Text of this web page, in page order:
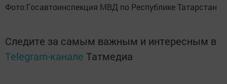
Фото:Госавтоинспекция МВД по Республике Татарстан
Следите за самым важным и интересным в
Telegram-канале Татмедиа